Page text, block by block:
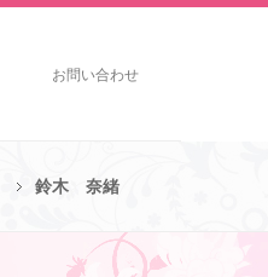
お問い合わせ
鈴木 奈緒